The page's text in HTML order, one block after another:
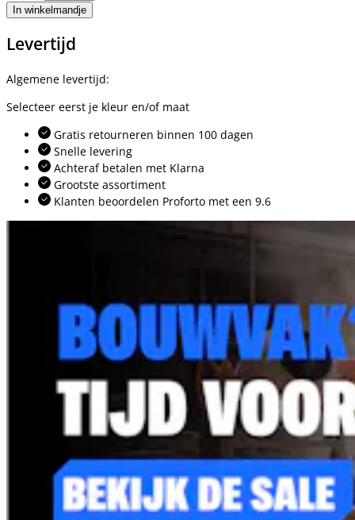
In winkelmandje
Levertijd
Algemene levertijd:
Selecteer eerst je kleur en/of maat
Gratis retourneren binnen 100 dagen
Snelle levering
Achteraf betalen met Klarna
Grootste assortiment
Klanten beoordelen Proforto met een 9.6